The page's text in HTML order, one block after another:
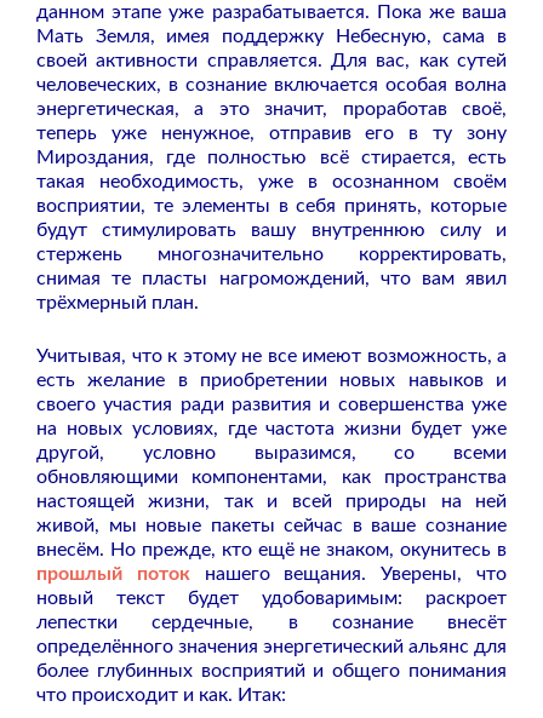
данном этапе уже разрабатывается. Пока же ваша
Мать Земля, имея поддержку Небесную, сама в
своей активности справляется. Для вас, как сутей
человеческих, в сознание включается особая волна
энергетическая, а это значит, проработав своё,
теперь уже ненужное, отправив его в ту зону
Мироздания, где полностью всё стирается, есть
такая необходимость, уже в осознанном своём
восприятии, те элементы в себя принять, которые
будут стимулировать вашу внутреннюю силу и
стержень многозначительно корректировать,
снимая те пласты нагромождений, что вам явил
трёхмерный план.
Учитывая, что к этому не все имеют возможность, а
есть желание в приобретении новых навыков и
своего участия ради развития и совершенства уже
на новых условиях, где частота жизни будет уже
другой, условно выразимся, со всеми
обновляющими компонентами, как пространства
настоящей жизни, так и всей природы на ней
живой, мы новые пакеты сейчас в ваше сознание
внесём. Но прежде, кто ещё не знаком, окунитесь в
прошлый поток
нашего вещания. Уверены, что
новый текст будет удобоваримым: раскроет
лепестки сердечные, в сознание внесёт
определённого значения энергетический альянс для
более глубинных восприятий и общего понимания
что происходит и как. Итак: